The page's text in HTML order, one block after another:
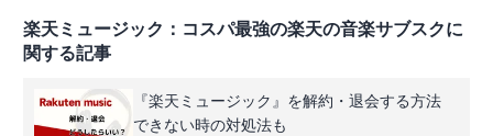
楽天ミュージック：コスパ最強の楽天の音楽サブスクに
関する記事
『楽天ミュージック』を解約・退会する方法
できない時の対処法も